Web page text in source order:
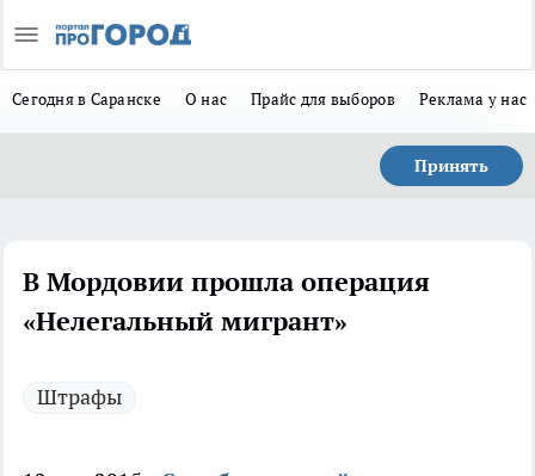
Сегодня в Саранске О нас Прайс для выборов Реклама у нас
Принять
В Мордовии прошла операция
«Нелегальный мигрант»
Штрафы